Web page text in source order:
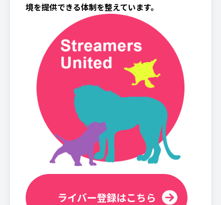
境を提供できる体制を整えています。
ライバー登録はこちら